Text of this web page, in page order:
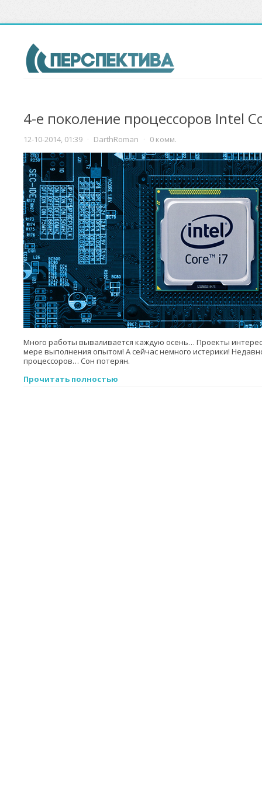
4-е поколение процессоров Intel
12-10-2014, 01:39 · DarthRoman · 0 комм.
Много работы вываливается каждую осень… Проекты
мере выполнения опытом! А сейчас немного истерики!
процессоров… Сон потерян.
Прочитать полностью